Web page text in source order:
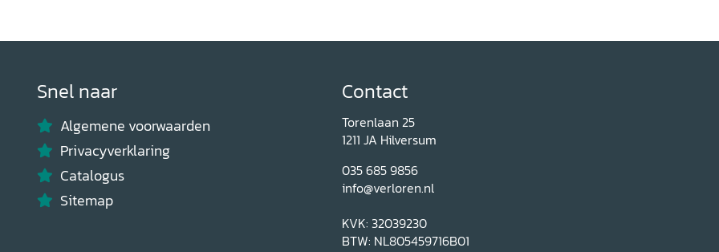
Snel naar
Algemene voorwaarden
Privacyverklaring
Catalogus
Sitemap
Contact
Torenlaan 25
1211 JA Hilversum
035 685 9856
info@verloren.nl
KVK: 32039230
BTW: NL805459716B01